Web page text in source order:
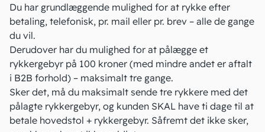
Du har grundlæggende mulighed for at rykke efter
betaling, telefonisk, pr. mail eller pr. brev – alle de gange
du vil.
Derudover har du mulighed for at pålægge et
rykkergebyr på 100 kroner (med mindre andet er aftalt
i B2B forhold) – maksimalt tre gange.
Sker det, må du maksimalt sende tre rykkere med det
pålagte rykkergebyr, og kunden SKAL have ti dage til at
betale hovedstol + rykkergebyr. Såfremt det ikke sker,